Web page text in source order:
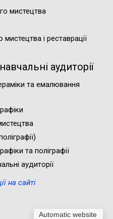
Automatic website
мистецтва
і реставрації
аудиторії
та емалювання
та поліграфії
аудиторії
на сайті